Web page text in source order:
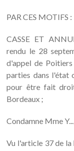
PAR CES MOTIFS :
CASSE ET
rendu le 28
d'appel de
parties dans l'état
pour être fait
Bordeaux ;
Condamne Mme
Vu l'article 37 de la